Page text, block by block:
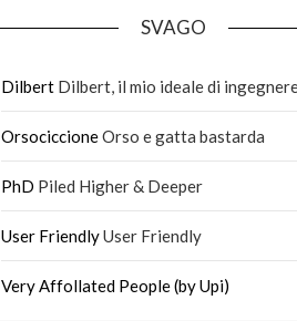
SVAGO
DilbertDilbert, il mio ideale di
OrsociccioneOrso e gatta bastarda
PhD Piled Higher & Deeper
User FriendlyUser Friendly
Very Affollated People (by Upi)